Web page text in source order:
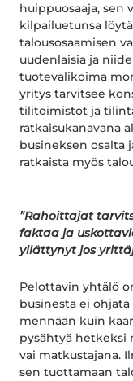
huippuosaaja, sen
kilpailuetunsa
talousosaamisen
uudenlaisia ja
tuotevalikoima
yritys tarvitsee
tilitoimistot ja
ratkaisukanavana
busineksen osalta
ratkaista myös
”Rahoittajat
faktaa ja
yllättynyt jos
Pelottavin yhtälö
businesta ei
mennään kuin
pysähtyä hetkeksi
vai matkustajana.
sen tuottamaan